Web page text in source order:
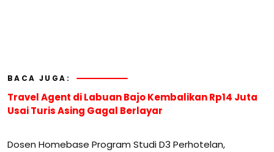
BACA JUGA:
Travel Agent di Labuan Bajo Kembalikan Rp14 Juta
Usai Turis Asing Gagal Berlayar
Dosen Homebase Program Studi D3 Perhotelan,